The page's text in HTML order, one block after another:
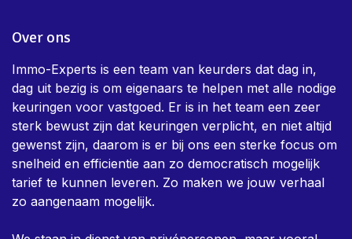
Stookolie of mazouttank
Privacy Policy
Algemene voorwaarden
Over ons
Immo-Experts is een team van keurders dat dag in,
dag uit bezig is om eigenaars te helpen met alle nodige
keuringen voor vastgoed. Er is in het team een zeer